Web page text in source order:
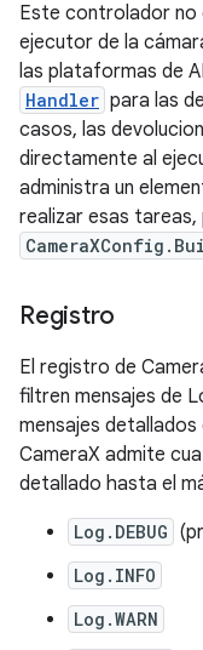
Este controlador no
ejecutor de la
las plataformas de
Handler para las
casos, las
directamente al
administra un
realizar esas tareas,
Registro
El registro de
filtren mensajes de
mensajes
CameraX admite
detallado hasta el
Log.DEBUG
Log.INFO
Log.WARN